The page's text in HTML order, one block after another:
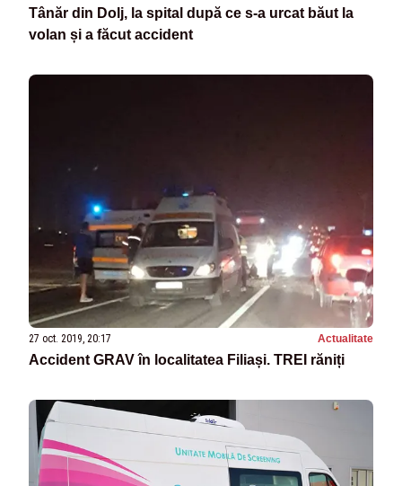
Tânăr din Dolj, la spital după ce s-a urcat băut la
volan și a făcut accident
27 oct. 2019, 20:17 Actualitate
Accident GRAV în localitatea Filiași. TREI răniți